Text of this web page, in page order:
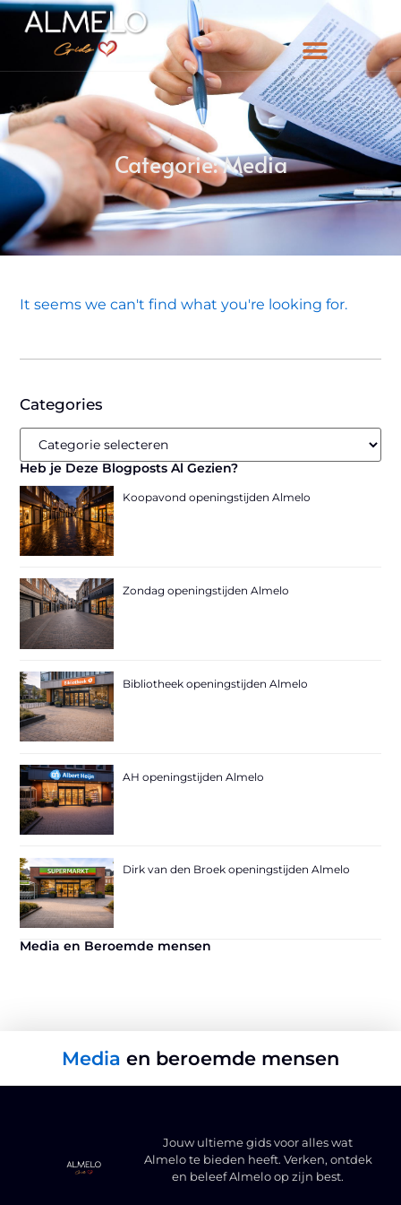
Categorie: Media
Categories
Heb je Deze Blogposts Al Gezien?
Koopavond openingstijden Almelo
Zondag openingstijden Almelo
Bibliotheek openingstijden Almelo
AH openingstijden Almelo
Dirk van den Broek openingstijden Almelo
Media en Beroemde mensen
It seems we can't find what you're looking for.
Media en beroemde mensen
Jouw ultieme gids voor alles wat
Almelo te bieden heeft. Verken, ontdek
en beleef Almelo op zijn best.